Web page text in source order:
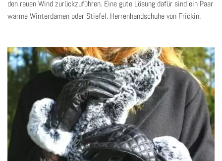
den rauen Wind zurückzuführen. Eine gute Lösung dafür sind ein Paar
warme Winterdamen oder Stiefel. Herrenhandschuhevon Frickin.